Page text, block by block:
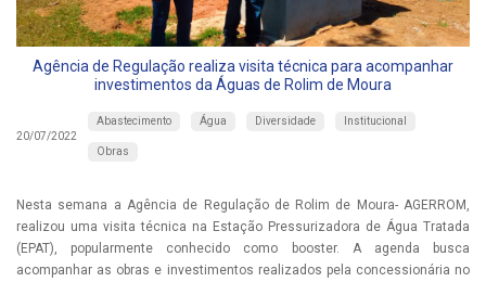
Agência de Regulação realiza visita técnica para acompanhar
investimentos da Águas de Rolim de Moura
20/07/2022
Abastecimento Água Diversidade Institucional
Obras
Nesta semana a Agência de Regulação de Rolim de Moura- AGERROM,
realizou uma visita técnica na Estação Pressurizadora de Água Tratada
(EPAT), popularmente conhecido como booster. A agenda busca
acompanhar as obras e investimentos realizados pela concessionária no